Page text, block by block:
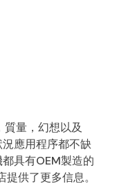
質量，幻想以及
應用程序都不缺
具有OEM製造的
供了更多信息。